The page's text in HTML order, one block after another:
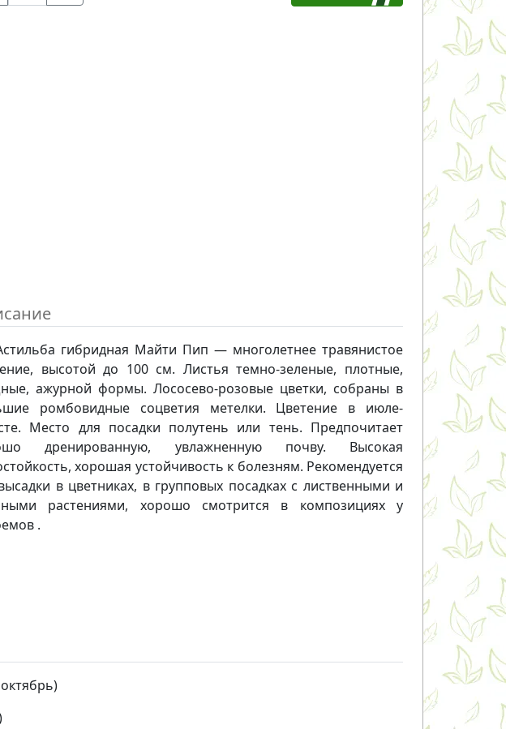
гибридная Майти Пип — многолетнее травянистое
высотой до 100 см. Листья темно-зеленые, плотные,
ажурной формы. Лососево-розовые цветки, собраны в
ромбовидные соцветия метелки. Цветение в июле-
Место для посадки полутень или тень. Предпочитает
дренированную, увлажненную почву. Высокая
хорошая устойчивость к болезням. Рекомендуется
в цветниках, в групповых посадках с лиственными и
растениями, хорошо смотрится в композициях у
.